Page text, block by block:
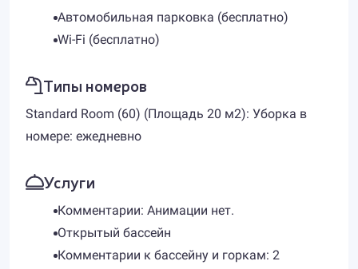
Автомобильная парковка (бесплатно)
Wi-Fi (бесплатно)
Типы номеров
Standard Room (60) (Площадь 20 м2): Уборка в
номере: ежедневно
Услуги
Комментарии: Анимации нет.
Открытый бассейн
Комментарии к бассейну и горкам: 2